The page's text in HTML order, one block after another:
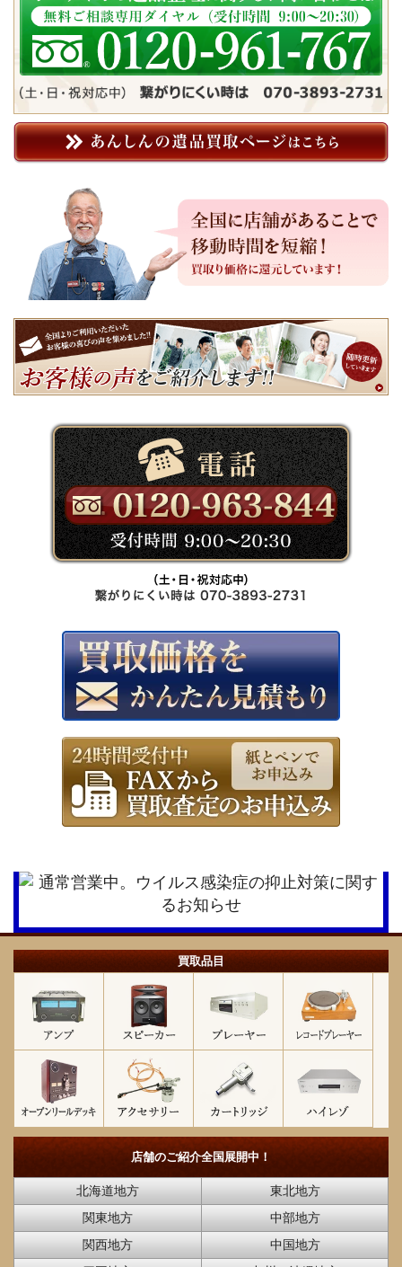
買取品目
店舗のご紹介全国展開中！
北海道地方
東北地方
関東地方
中部地方
関西地方
中国地方